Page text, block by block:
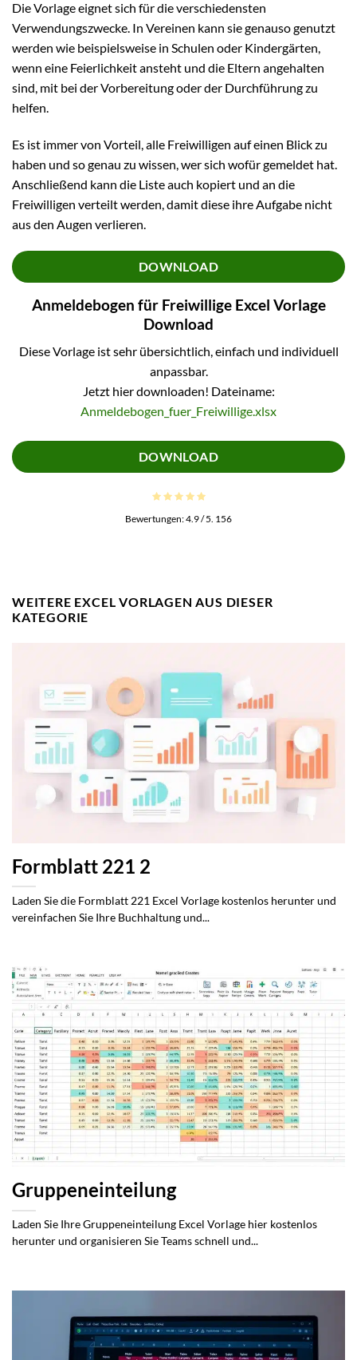
Die Vorlage eignet sich für die verschiedensten
Verwendungszwecke. In Vereinen kann sie genauso genutzt
werden wie beispielsweise in Schulen oder Kindergärten,
wenn eine Feierlichkeit ansteht und die Eltern angehalten
sind, mit bei der Vorbereitung oder der Durchführung zu
helfen.
Es ist immer von Vorteil, alle Freiwilligen auf einen Blick zu
haben und so genau zu wissen, wer sich wofür gemeldet hat.
Anschließend kann die Liste auch kopiert und an die
Freiwilligen verteilt werden, damit diese ihre Aufgabe nicht
aus den Augen verlieren.
DOWNLOAD
Anmeldebogen für Freiwillige Excel Vorlage
Download
Diese Vorlage ist sehr übersichtlich, einfach und individuell
anpassbar.
Jetzt hier downloaden! Dateiname:
Anmeldebogen_fuer_Freiwillige.xlsx
DOWNLOAD
Bewertungen:4.9/ 5. 156
WEITERE EXCEL VORLAGEN AUS DIESER
KATEGORIE
Formblatt 221 2
Laden Sie die Formblatt 221 Excel Vorlage kostenlos herunter und
vereinfachen Sie Ihre Buchhaltung und...
Gruppeneinteilung
Laden Sie Ihre Gruppeneinteilung Excel Vorlage hier kostenlos
herunter und organisieren Sie Teams schnell und...